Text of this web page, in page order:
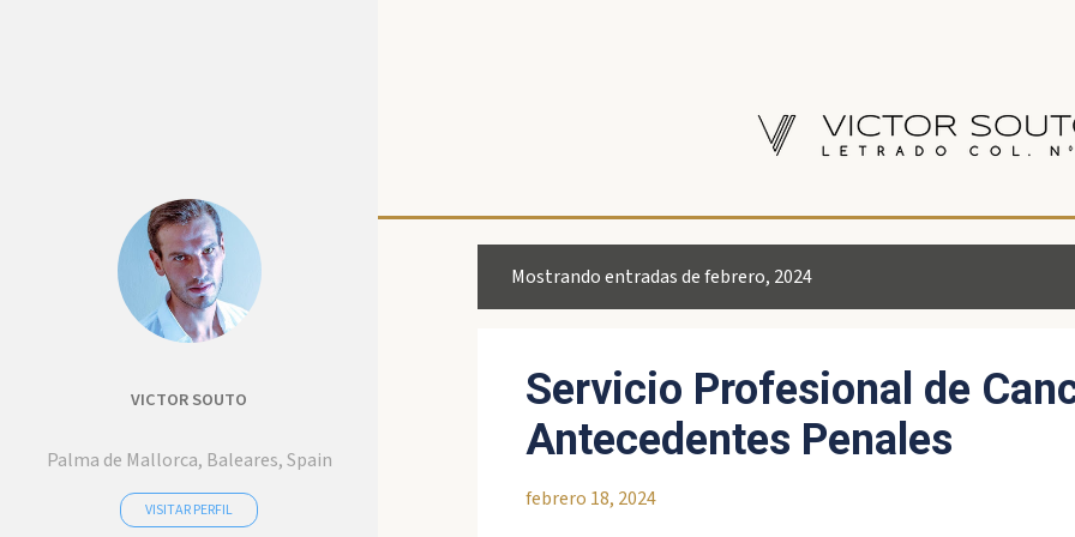
Mostrando entradas de febrero, 2024
Servicio Profesional de
Antecedentes Penales
febrero 18, 2024
VICTOR SOUTO
Palma de Mallorca, Baleares, Spain
VISITAR PERFIL